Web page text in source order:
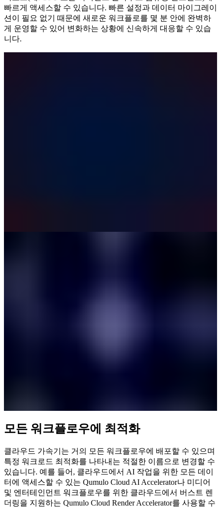
빠르게 액세스할 수 있습니다. 빠른 설정과 데이터 마이그레이
션이 필요 없기 때문에 새로운 워크플로를 몇 분 안에 완벽하
게 운영할 수 있어 변화하는 상황에 신속하게 대응할 수 있습
니다.
모든 워크플로우에 최적화
클라우드 가속기는 거의 모든 워크플로우에 배포할 수 있으며
특정 워크로드 최적화를 나타내는 적절한 이름으로 변경할 수
있습니다. 예를 들어, 클라우드에서 AI 작업을 위한 모든 데이
터에 액세스할 수 있는 Qumulo Cloud AI Accelerator나 미디어
및 엔터테인먼트 워크플로우를 위한 클라우드에서 버스트 렌
더링을 지원하는 Qumulo Cloud Render Accelerator를 사용할 수